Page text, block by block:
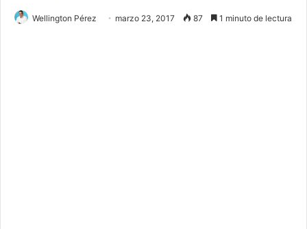
Wellington Pérez marzo 23, 2017 87 1 minuto de lectura